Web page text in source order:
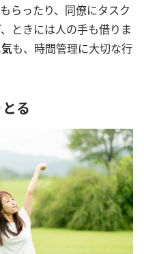
らったり、同僚にタスク
ときには人の手も借りま
も、時間管理に大切な行
る